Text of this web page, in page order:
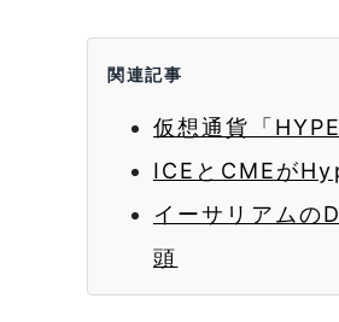
関連記事
仮想通貨「
ICEとCMEが
イーサリアムの
頭